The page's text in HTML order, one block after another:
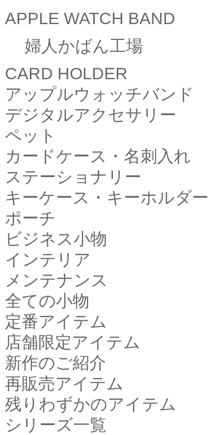
APPLE WATCH BAND
婦人かばん工場
CARD HOLDER
アップルウォッチバンド
デジタルアクセサリー
ペット
カードケース・名刺入れ
ステーショナリー
キーケース・キーホルダー
ポーチ
ビジネス小物
インテリア
メンテナンス
全ての小物
定番アイテム
店舗限定アイテム
新作のご紹介
再販売アイテム
残りわずかのアイテム
シリーズ一覧